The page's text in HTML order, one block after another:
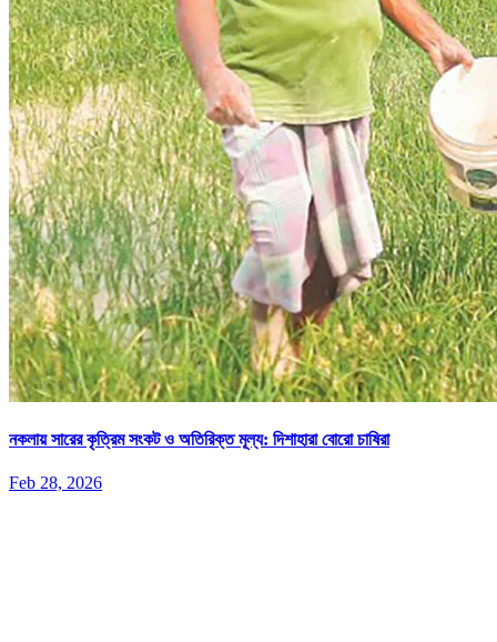
নকলায় সারের কৃত্রিম সংকট ও অতিরিক্ত মূল্য: দিশাহারা বোরো চাষিরা
Feb 28, 2026